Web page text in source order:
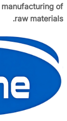
of
raw materials.